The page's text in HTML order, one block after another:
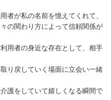
者が私の名前を憶えてくれて、
の関わり方によって信頼関係が
用者の身近な存在として、相手
り戻していく場面に立会い一緒
護をしていて嬉しくなる瞬間で